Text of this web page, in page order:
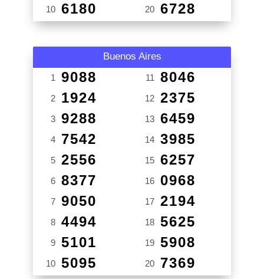
10 6180 20 6728
Buenos Aires
1 9088
2 1924
3 9288
4 7542
5 2556
6 8377
7 9050
8 4494
9 5101
10 5095
11 8046
12 2375
13 6459
14 3985
15 6257
16 0968
17 2194
18 5625
19 5908
20 7369